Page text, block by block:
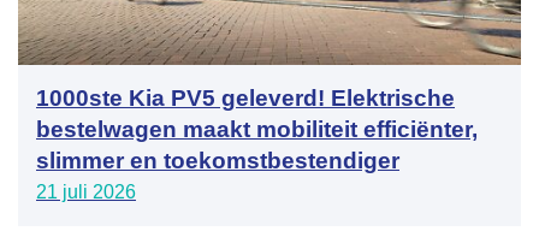
1000ste Kia PV5 geleverd! Elektrische
bestelwagen maakt mobiliteit efficiënter,
slimmer en toekomstbestendiger
21 juli 2026